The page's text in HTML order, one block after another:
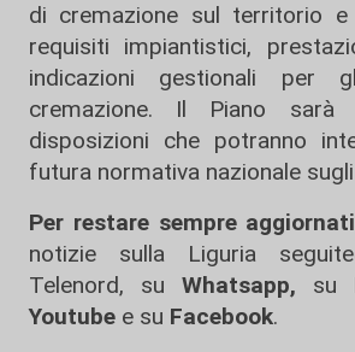
di cremazione sul territorio
requisiti impiantistici,
indicazioni gestionali per
cremazione. Il Piano sarà
disposizioni che potranno
futura normativa nazionale
Per restare sempre aggiornati
notizie sulla Liguria
Telenord, su
Whatsapp, su
Youtube e su Facebook.